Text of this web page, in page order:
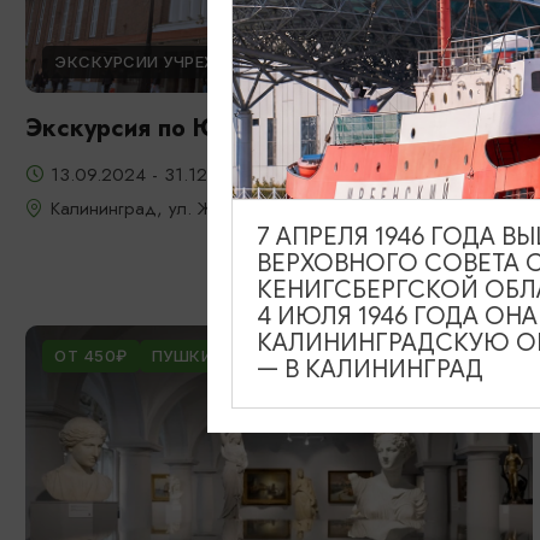
ЭКСКУРСИИ УЧРЕЖДЕНИЙ КУЛЬТУРЫ
Экскурсия по Южному вокзалу
13.09.2024 - 31.12.2026
Калининград, ул. Железнодорожная, д. 13-23
ОТ 450₽ ПУШКИНСКАЯ КАРТА
7 АПРЕЛЯ 1946 ГОДА
ВЕРХОВНОГО СОВЕТА
КЕНИГСБЕРГСКОЙ
4 ИЮЛЯ 1946 ГОДА
КАЛИНИНГРАДСКУЮ
— В КАЛИНИНГРАД